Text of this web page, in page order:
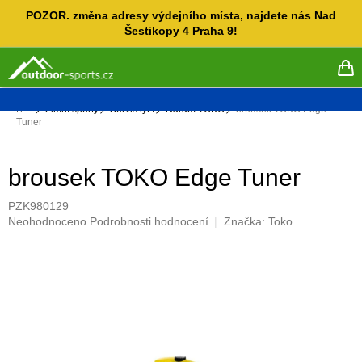
POZOR. změna adresy výdejního místa, najdete nás Nad
Šestikopy 4 Praha 9!
Domů
Zimní sporty Servis lyží Nářadí TOKO
brousek TOKO Edge
Tuner
brousek TOKO Edge Tuner
PZK980129
Průměrné
Neohodnoceno Podrobnosti hodnocení Značka: Toko